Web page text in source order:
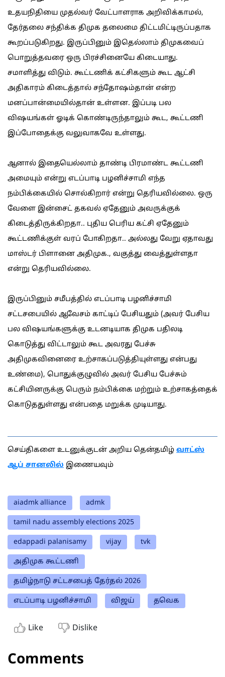
உதயநிதியை முதல்வர் வேட்பாளராக அறிவிக்காமல்,
தேர்தலை சந்திக்க திமுக தலைமை திட்டமிட்டிருப்பதாக
கூறப்படுகிறது. இருப்பினும் இதெல்லாம் திமுகவைப்
பொறுத்தவரை ஒரு பிரச்சினையே கிடையாது.
சமாளித்து விடும். கூட்டணிக் கட்சிகளும் கூட ஆட்சி
அதிகாரம் கிடைத்தால் சந்தோஷம்தான் என்ற
மனப்பான்மையில்தான் உள்ளன. இப்படி பல
விஷயங்கள் ஓடிக் கொண்டிருந்தாலும் கூட, கூட்டணி
இப்போதைக்கு வலுவாகவே உள்ளது.
ஆனால் இதையெல்லாம் தாண்டி பிரமாண்ட கூட்டணி
அமையும் என்று எடப்பாடி பழனிச்சாமி எந்த
நம்பிக்கையில் சொல்கிறார் என்று தெரியவில்லை. ஒரு
வேளை இன்சைட் தகவல் ஏதேனும் அவருக்குக்
கிடைத்திருக்கிறதா.. புதிய பெரிய கட்சி ஏதேனும்
கூட்டணிக்குள் வரப் போகிறதா.. அல்லது வேறு ஏதாவது
மாஸ்டர் பிளானை அதிமுக., வகுத்து வைத்துள்ளதா
என்று தெரியவில்லை.
இருப்பினும் சமீபத்தில் எடப்பாடி பழனிச்சாமி
சட்டசபையில் ஆவேசம் காட்டிப் பேசியதும் (அவர் பேசிய
பல விஷயங்களுக்கு உடனடியாக திமுக பதிலடி
கொடுத்து விட்டாலும் கூட அவரது பேச்சு
அதிமுகவினைரை உற்சாகப்படுத்தியுள்ளது என்பது
உண்மை), பொதுக்குழுவில் அவர் பேசிய பேச்சும்
கட்சியினருக்கு பெரும் நம்பிக்கை மற்றும் உற்சாகத்தைக்
கொடுததுள்ளது என்பதை மறுக்க முடியாது.
செய்திகளை உடனுக்குடன் அறிய தென்தமிழ் வாட்ஸ்
ஆப் சானலில் இணையவும்
aiadmk alliance admk
tamil nadu assembly elections 2025
edappadi palanisamy vijay tvk
அதிமுக கூட்டணி
தமிழ்நாடு சட்டசபைத் தேர்தல் 2026
எடப்பாடி பழனிச்சாமி விஜய் தவெக
Like Dislike
Comments